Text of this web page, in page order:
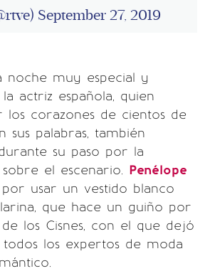
September 27, 2019
noche muy especial y
actriz española, quien
los corazones de cientos de
sus palabras, también
su paso por la
el escenario. Penélope
usar un vestido blanco
que hace un guiño por
los Cisnes, con el que dejó
los expertos de moda